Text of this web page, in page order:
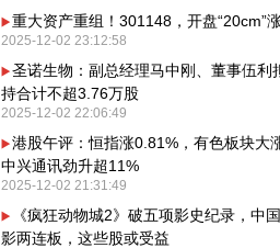
重大资产重组！301148，开盘“20cm”
2025-12-02 23:12:58
圣诺生物：副总经理马中刚、董事伍利
持合计不超3.76万股
2025-12-02 22:06:49
港股午评：恒指涨0.81%，有色板块大
中兴通讯劲升超11%
2025-12-02 21:31:49
《疯狂动物城2》破五项影史纪录，中
影两连板，这些股或受益